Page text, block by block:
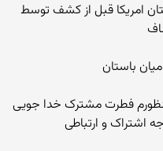
امریکا قبل از کشف توسط
باستان
فطرت مشترک خدا جویی
اشتراک و ارتباطی